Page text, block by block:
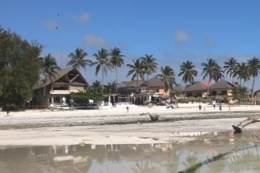
ツ
へ
キ
ッ
プ